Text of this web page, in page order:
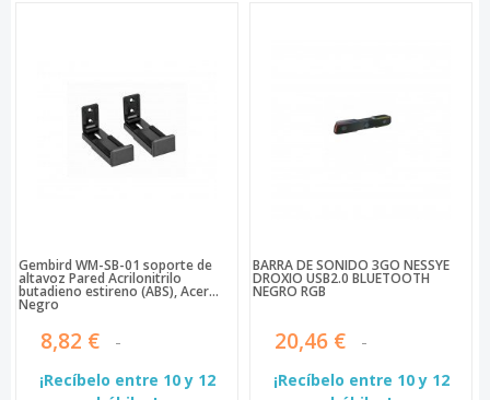
Gembird WM-SB-01 soporte de
altavoz Pared Acrilonitrilo
butadieno estireno (ABS), Acero
Negro
8,82 €
¡Recíbelo entre 10 y 12
BARRA DE SONIDO 3GO NESSYE
DROXIO USB2.0 BLUETOOTH
NEGRO RGB
20,46 €
¡Recíbelo entre 10 y 12